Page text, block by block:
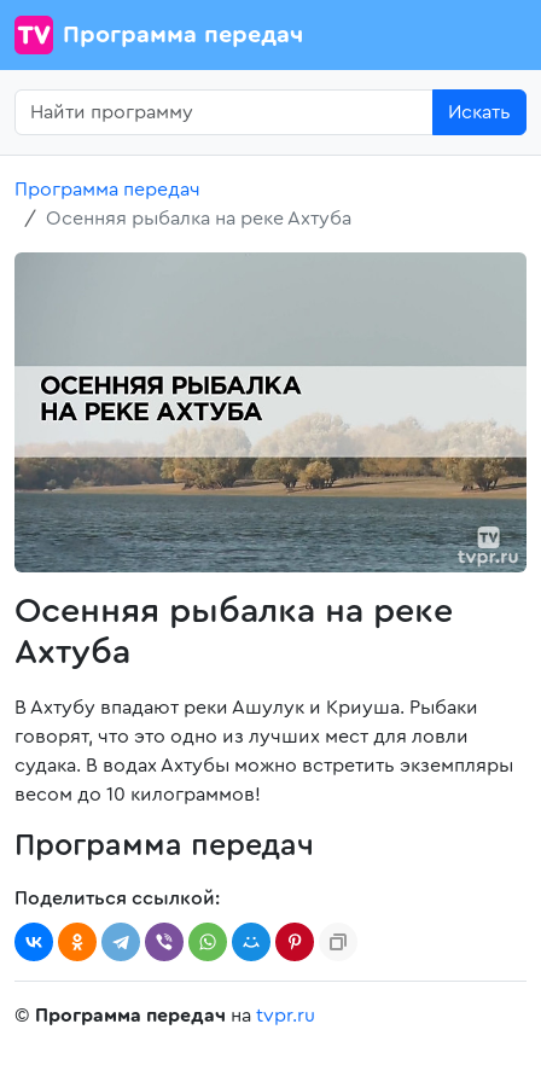
Программа передач
Искать
Программа передач
Осенняя рыбалка на реке Ахтуба
Осенняя рыбалка на реке
Ахтуба
В Ахтубу впадают реки Ашулук и Криуша. Рыбаки
говорят, что это одно из лучших мест для ловли
судака. В водах Ахтубы можно встретить экземпляры
весом до 10 килограммов!
Программа передач
Поделиться ссылкой:
© Программа передач на tvpr.ru